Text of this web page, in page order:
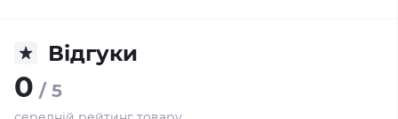
Відгуки
0 / 5